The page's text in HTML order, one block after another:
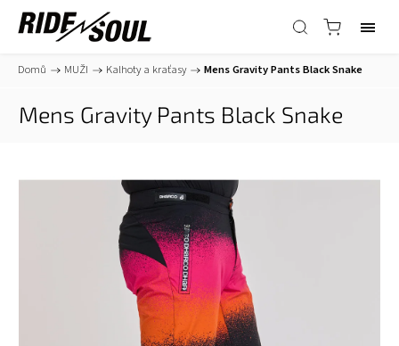
Domů / MUŽI / Kalhoty a kraťasy / Mens Gravity Pants Black Snake
Mens Gravity Pants Black Snake